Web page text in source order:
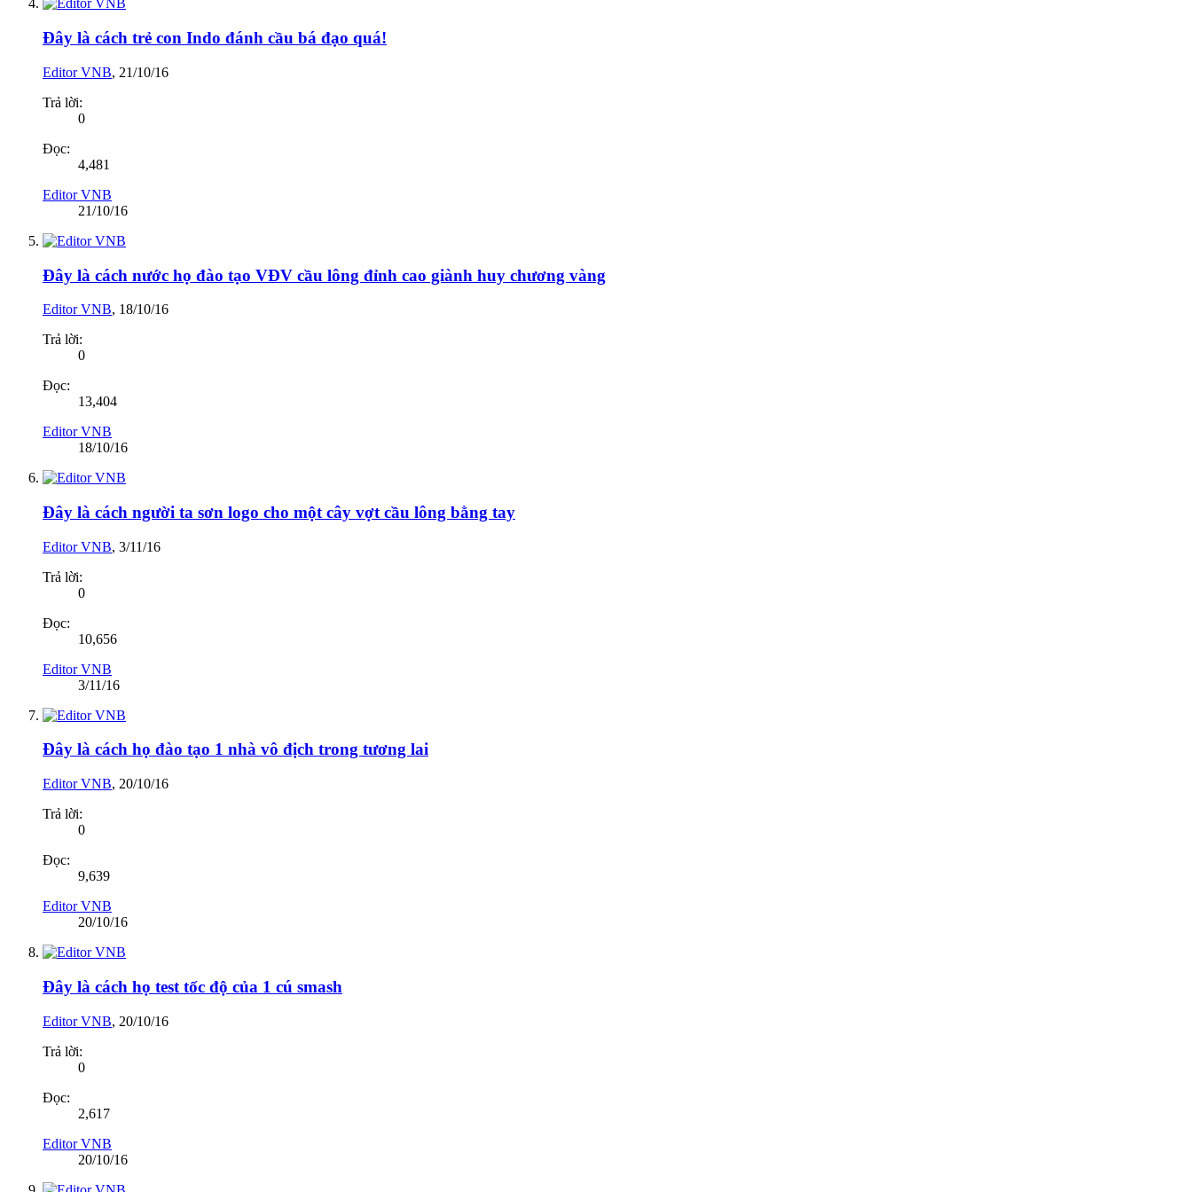
Đây là cách trẻ con Indo đánh cầu bá đạo quá!
Editor VNB, 21/10/16
Trả lời:
0
Đọc:
4,481
Editor VNB
21/10/16
Đây là cách nước họ đào tạo VĐV cầu lông đỉnh cao giành huy chương vàng
Editor VNB, 18/10/16
Trả lời:
0
Đọc:
13,404
Editor VNB
18/10/16
Đây là cách người ta sơn logo cho một cây vợt cầu lông bằng tay
Editor VNB, 3/11/16
Trả lời:
0
Đọc:
10,656
Editor VNB
3/11/16
Đây là cách họ đào tạo 1 nhà vô địch trong tương lai
Editor VNB, 20/10/16
Trả lời:
0
Đọc:
9,639
Editor VNB
20/10/16
Đây là cách họ test tốc độ của 1 cú smash
Editor VNB, 20/10/16
Trả lời:
0
Đọc:
2,617
Editor VNB
20/10/16